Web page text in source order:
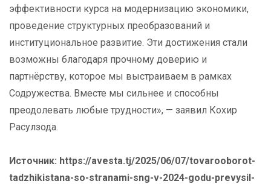
эффективности курса на модернизацию экономики,
проведение структурных преобразований и
институциональное развитие. Эти достижения стали
возможны благодаря прочному доверию и
партнёрству, которое мы выстраиваем в рамках
Содружества. Вместе мы сильнее и способны
преодолевать любые трудности», — заявил Кохир
Расулзода.
Источник: https://avesta.tj/2025/06/07/tovarooborot-
tadzhikistana-so-stranami-sng-v-2024-godu-prevysil-